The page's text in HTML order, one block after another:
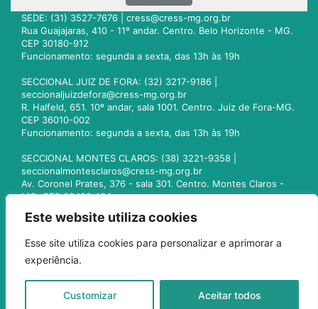
Este website utiliza cookies
Esse site utiliza cookies para personalizar e aprimorar a
experiência.
Customizar Aceitar todos
SEDE: (31) 3527-7676 | cress@cress-mg.org.br
Rua Guajajaras, 410 - 11º andar. Centro. Belo Horizonte - MG.
CEP 30180-912
Funcionamento: segunda a sexta, das 13h às 19h
SECCIONAL JUIZ DE FORA: (32) 3217-9186 |
seccionaljuizdefora@cress-mg.org.br
R. Halfeld, 651. 10º andar, sala 1001. Centro. Juiz de Fora-MG.
CEP 36010-002
Funcionamento: segunda a sexta, das 13h às 19h
SECCIONAL MONTES CLAROS: (38) 3221-9358 |
seccionalmontesclaros@cress-mg.org.br
Av. Coronel Prates, 376 - sala 301. Centro. Montes Claros -
MG. CEP 39400-104
seccionaluberlandia@cress-mg.org.br
Av. Afonso Pena, 547 - sala 101. Uberlândia - MG. CEP